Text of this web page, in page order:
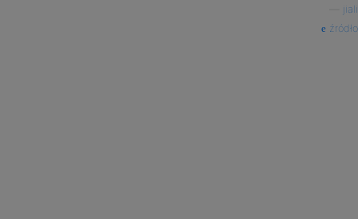
jiali
źródło